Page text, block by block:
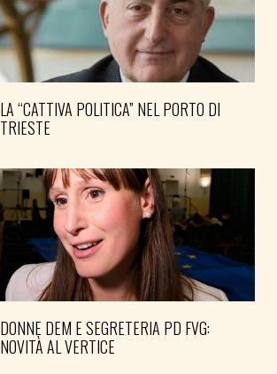
LA “CATTIVA POLITICA” NEL PORTO DI
TRIESTE
DONNE DEM E SEGRETERIA PD FVG:
NOVITÀ AL VERTICE